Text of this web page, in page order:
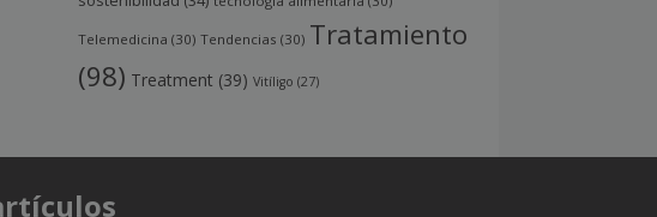
Telemedicina (30) Tendencias (30) Tratamiento
(98) Treatment (39) Vitíligo (27)